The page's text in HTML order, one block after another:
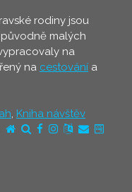
rodiny jsou
malých
na
na cestování a
, Kniha návštěv